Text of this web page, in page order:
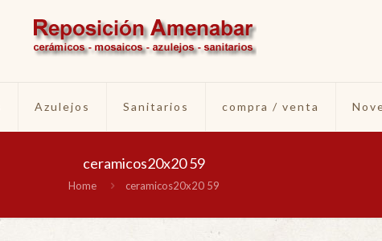
Azulejos Sanitarios compra / venta
ceramicos20x20 59
Home ceramicos20x20 59